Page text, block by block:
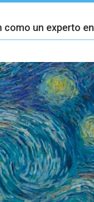
como un experto